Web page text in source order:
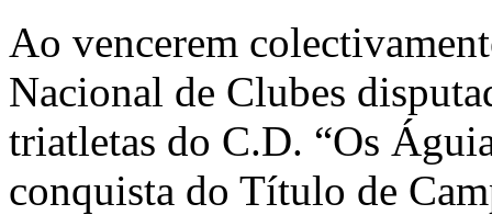
Ao vencerem
Nacional de Clubes
triatletas do C.D. “Os
conquista do Título de